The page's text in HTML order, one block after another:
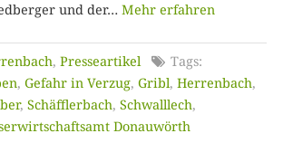
und der… Mehr erfahren
, Presseartikel
Tags:
, Gefahr in Verzug, Gribl, Herrenbach,
, Schäfflerbach, Schwalllech,
Donauwörth